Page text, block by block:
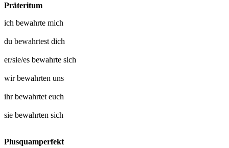
Präteritum
ich bewahrte mich
du bewahrtest dich
er/sie/es bewahrte sich
wirbewahrten uns
ihrbewahrtet euch
sie bewahrten sich
Plusquamperfekt